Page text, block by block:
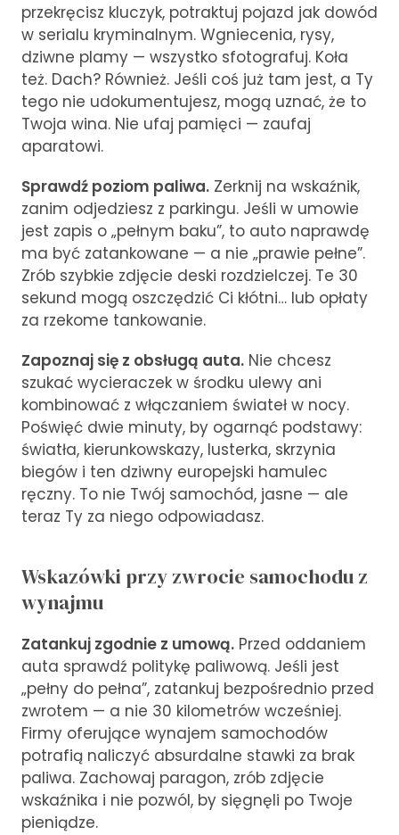
przekręcisz kluczyk, potraktuj pojazd jak dowód
w serialu kryminalnym. Wgniecenia, rysy,
dziwne plamy — wszystko sfotografuj. Koła
też. Dach? Również. Jeśli coś już tam jest, a Ty
tego nie udokumentujesz, mogą uznać, że to
Twoja wina. Nie ufaj pamięci — zaufaj
aparatowi.
Sprawdź poziom paliwa. Zerknij na wskaźnik,
zanim odjedziesz z parkingu. Jeśli w umowie
jest zapis o „pełnym baku”, to auto naprawdę
ma być zatankowane — a nie „prawie pełne”.
Zrób szybkie zdjęcie deski rozdzielczej. Te 30
sekund mogą oszczędzić Ci kłótni… lub opłaty
za rzekome tankowanie.
Zapoznaj się z obsługą auta. Nie chcesz
szukać wycieraczek w środku ulewy ani
kombinować z włączaniem świateł w nocy.
Poświęć dwie minuty, by ogarnąć podstawy:
światła, kierunkowskazy, lusterka, skrzynia
biegów i ten dziwny europejski hamulec
ręczny. To nie Twój samochód, jasne — ale
teraz Ty za niego odpowiadasz.
Wskazówki przy zwrocie samochodu z
wynajmu
Zatankuj zgodnie z umową. Przed oddaniem
auta sprawdź politykę paliwową. Jeśli jest
„pełny do pełna”, zatankuj bezpośrednio przed
zwrotem — a nie 30 kilometrów wcześniej.
Firmy oferujące wynajem samochodów
potrafią naliczyć absurdalne stawki za brak
paliwa. Zachowaj paragon, zrób zdjęcie
wskaźnika i nie pozwól, by sięgnęli po Twoje
pieniądze.